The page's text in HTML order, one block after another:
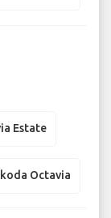
Estate
Octavia